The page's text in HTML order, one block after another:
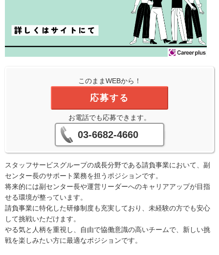
このままWEBから！
応募する
お電話でも応募できます。
03-6682-4660
スタッフサービスグループの成長分野である請負事業において、副
センター長のサポート業務を担うポジションです。
将来的には副センター長や運営リーダーへのキャリアアップが目指
せる環境が整っています。
請負事業に特化した研修制度も充実しており、未経験の方でも安心
して挑戦いただけます。
やる気と人柄を重視し、自由で協働意識の高いチームで、新しい挑
戦を楽しみたい方に最適なポジションです。